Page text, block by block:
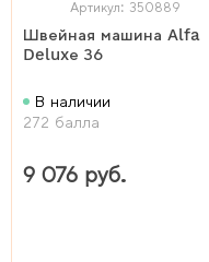
Артикул: 350889
Швейная машина Alfa
Deluxе 36
В наличии
272 балла
9 076 руб.